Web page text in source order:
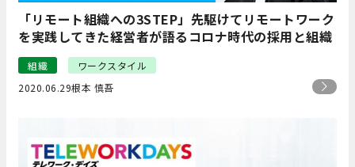
「リモート組織への3STEP」先駆けてリモートワーク
を実践してきた経営者が語るコロナ時代の採用と組織
組織
ワークスタイル
2020.06.29根本 慎吾